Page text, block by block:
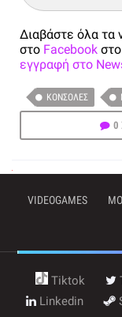
Διαβάστε όλα τα
στο Facebook στο
εγγραφή στο
ΚΟΝΣΌΛΕΣ
0
VIDEOGAMES
Tiktok
Linkedin